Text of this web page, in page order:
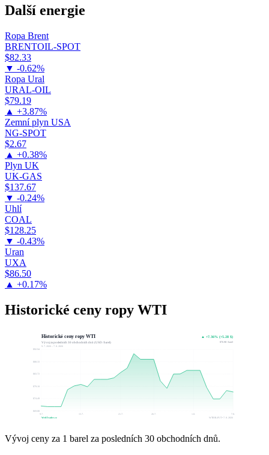
Další energie
Ropa Brent
BRENTOIL-SPOT
$82.33
▼ -0.62%
Ropa Ural
URAL-OIL
$79.19
▲ +3.87%
Zemní plyn USA
NG-SPOT
$2.67
▲ +0.38%
Plyn UK
UK-GAS
$137.67
▼ -0.24%
Uhlí
COAL
$128.25
▼ -0.43%
Uran
UXA
$86.50
▲ +0.17%
Historické ceny ropy WTI
Historické ceny ropy WTI
Vývoj za posledních 30 obchodních dnů (USD / barel)
9. 7. 2026 – 7. 8. 2026
▲ +7.36% (+5.28 $)
$76.98 / barel
$74.49
$79.10
$83.72
$92.94
9.7. 15.7. 21.7. 26.7. 7.8.
WebTrader.cz WTIOIL-FUT • 7. 8. 2026
Vývoj ceny za 1 barel za posledních 30 obchodních dnů.